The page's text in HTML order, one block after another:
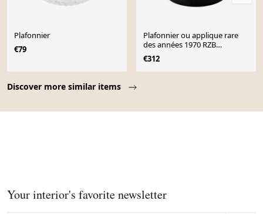
Discover more similar items
Plafonnier
€79
Plafonnier ou applique rare
des années 1970 RZB
Leuchten, Allemagne.
€312
Your interior's favorite newsletter